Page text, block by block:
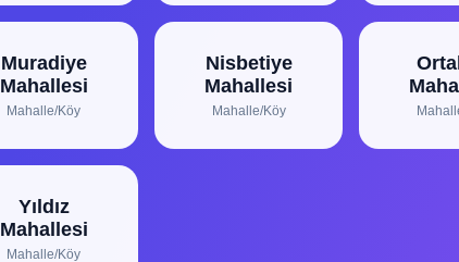
Muradiye
Mahallesi
Mahalle/Köy
Nisbetiye
Mahallesi
Mahalle/Köy
Yıldız
Mahallesi
Mahalle/Köy